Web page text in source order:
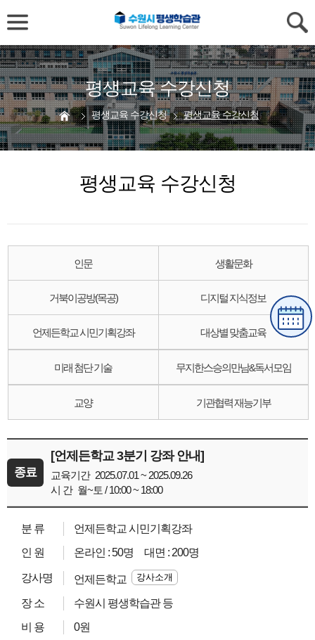
평생교육 수강신청
평생교육 수강신청 평생교육 수강신청
평생교육 수강신청
인문 생활문화
거북이공방(목공) 디지털 지식정보
언제든학교 시민기획강좌 대상별 맞춤교육
미래 첨단 기술 무지한스승의만남&독서모임
교양 기관협력 재능기부
[언제든학교 3분기 강좌 안내]
교육기간 2025.07.01 ~ 2025.09.26
시 간 월~토 / 10:00 ~ 18:00
분 류
언제든학교 시민기획강좌
인 원
온라인 : 50명 대면 : 200명
강사명 언제든학교 강사소개
장 소
수원시 평생학습관 등
비 용
0원